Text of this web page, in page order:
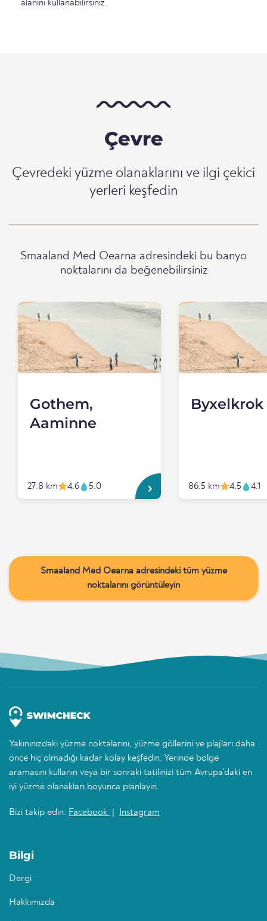
alanını kullanabilirsiniz.
Çevre
Çevredeki yüzme olanaklarını ve ilgi çekici
yerleri keşfedin
Smaaland Med Oearna adresindeki bu banyo
noktalarını da beğenebilirsiniz
Gothem,
Aaminne
27.8 km 4.6 5.0
Byxelkrok
86.5 km 4.5 4.1
Smaaland Med Oearna adresindeki tüm yüzme
noktalarını görüntüleyin
Yakınınızdaki yüzme noktalarını, yüzme göllerini ve plajları daha
önce hiç olmadığı kadar kolay keşfedin. Yerinde bölge
aramasını kullanın veya bir sonraki tatilinizi tüm Avrupa'daki en
iyi yüzme olanakları boyunca planlayın.
Bizi takip edin: Facebook Instagram
Bilgi
Dergi
Hakkımızda